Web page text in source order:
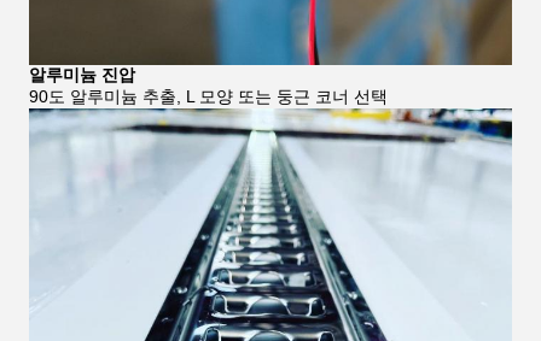
알루미늄 진압
90도 알루미늄 추출, L 모양 또는 둥근 코너 선택